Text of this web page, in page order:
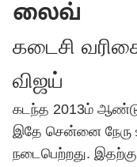
லைவ்
கடைசி
விஜய்
கடந்த 2013ம் ஆண்டு
இதே சென்னை நேரு
நடைபெற்றது.